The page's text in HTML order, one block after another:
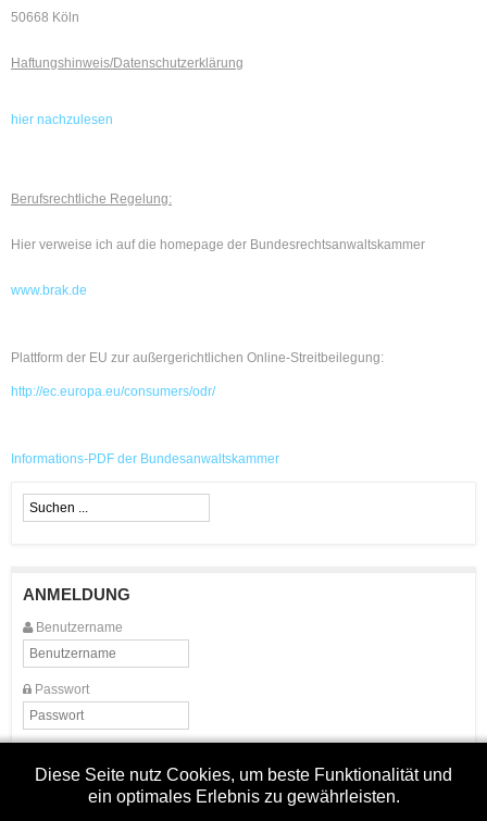
50668 Köln
Haftungshinweis/Datenschutzerklärung
hier nachzulesen
Berufsrechtliche Regelung:
Hier verweise ich auf die homepage der Bundesrechtsanwaltskammer
www.brak.de
Plattform der EU zur außergerichtlichen Online-Streitbeilegung:
http://ec.europa.eu/consumers/odr/
Informations-PDF der Bundesanwaltskammer
ANMELDUNG
Benutzername
Passwort
Diese Seite nutz Cookies, um beste Funktionalität und
ein optimales Erlebnis zu gewährleisten.